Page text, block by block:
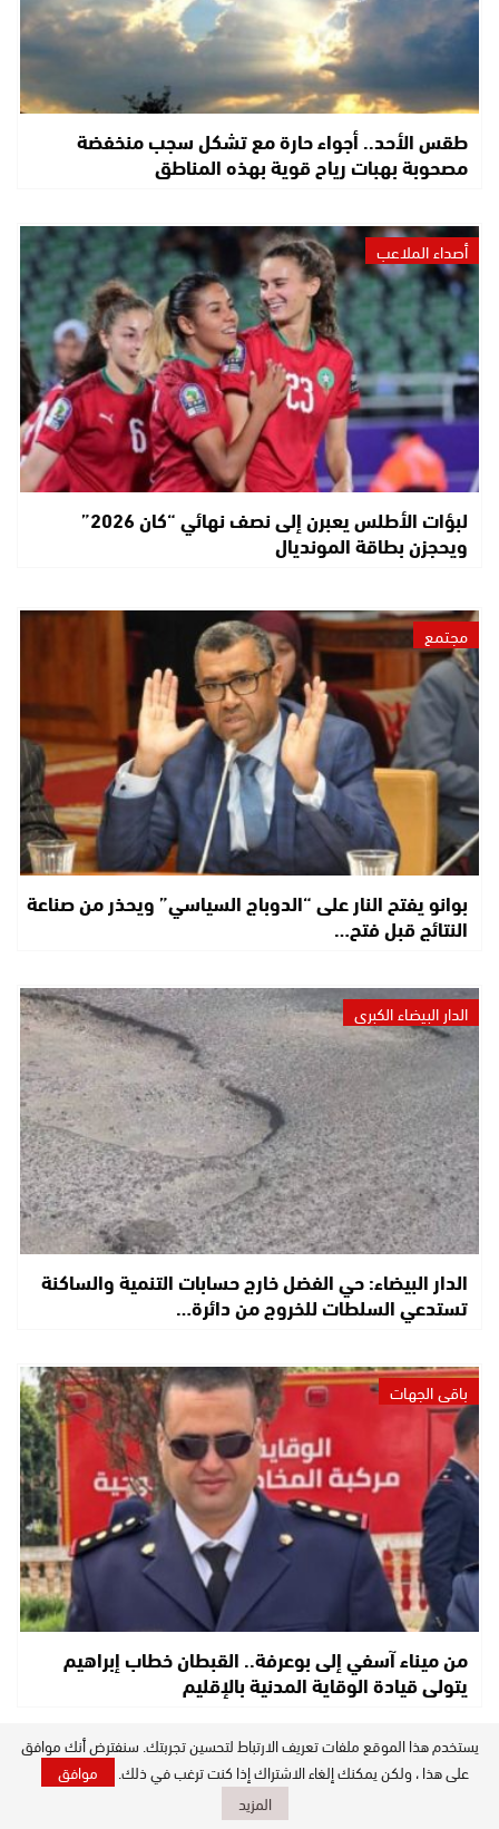
طقس الأحد.. أجواء حارة مع تشكل سجب منخفضة
مصحوبة بهبات رياح قوية بهذه المناطق
أصداء الملاعب
لبؤات الأطلس يعبرن إلى نصف نهائي “كان 2026”
ويحجزن بطاقة المونديال
مجتمع
بوانو يفتح النار على “الدوباج السياسي” ويحذر من صناعة
النتائج قبل فتح…
الدار البيضاء الكبرى
الدار البيضاء: حي الفضل خارج حسابات التنمية والساكنة
تستدعي السلطات للخروج من دائرة…
باقي الجهات
من ميناء آسفي إلى بوعرفة.. القبطان خطاب إبراهيم
يتولى قيادة الوقاية المدنية بالإقليم
عالم الجريمة
يستخدم هذا الموقع ملفات تعريف الارتباط لتحسين تجربتك. سنفترض أنك موافق
على هذا ، ولكن يمكنك إلغاء الاشتراك إذا كنت ترغب في ذلك.
موافق
المزيد